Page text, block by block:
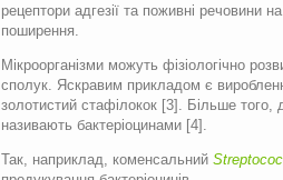
рецептори адгезії та поживні речовини
поширення.
Мікроорганізми можуть фізіологічно
сполук. Яскравим прикладом є
золотистий стафілокок [3]. Більше того,
називають бактеріоцинами [4].
Так, наприклад, коменсальний